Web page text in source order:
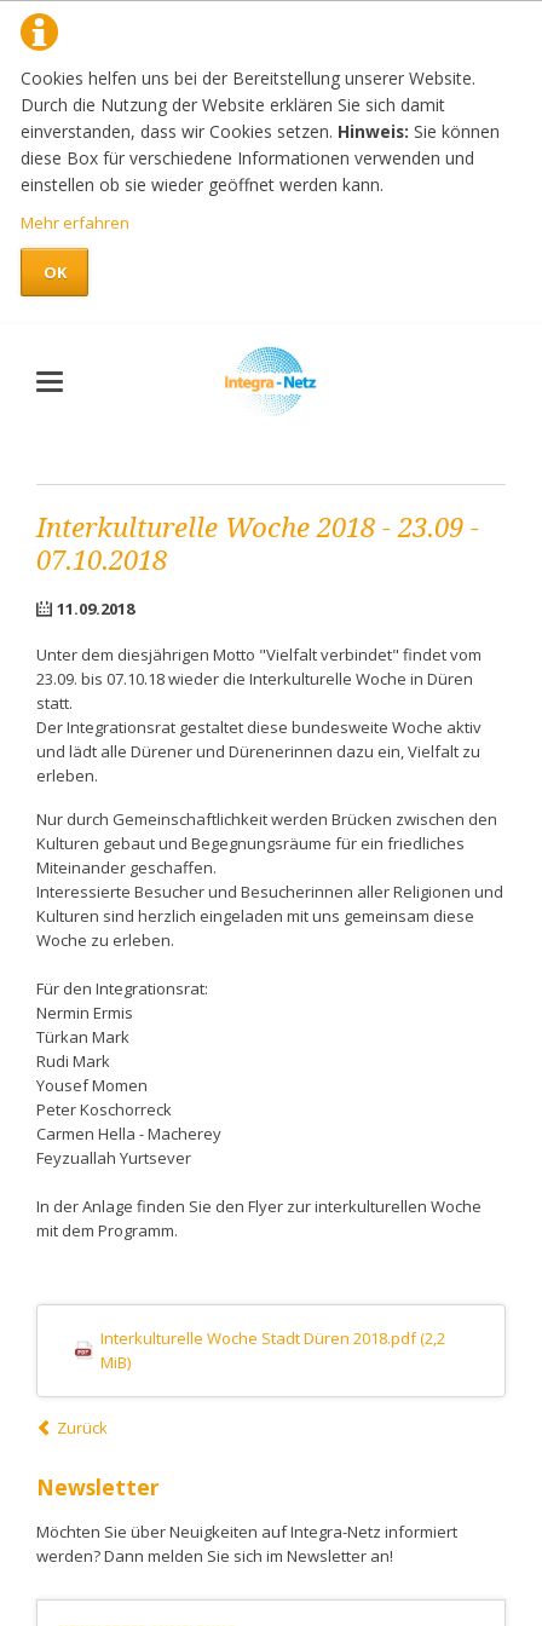
Cookies helfen uns bei der Bereitstellung unserer Website.
Durch die Nutzung der Website erklären Sie sich damit
einverstanden, dass wir Cookies setzen. Hinweis: Sie können
diese Box für verschiedene Informationen verwenden und
einstellen ob sie wieder geöffnet werden kann.
Mehr erfahren
OK
Interkulturelle Woche 2018 - 23.09 -
07.10.2018
11.09.2018
Unter dem diesjährigen Motto "Vielfalt verbindet" findet vom
23.09. bis 07.10.18 wieder die Interkulturelle Woche in Düren
statt.
Der Integrationsrat gestaltet diese bundesweite Woche aktiv
und lädt alle Dürener und Dürenerinnen dazu ein, Vielfalt zu
erleben.
Nur durch Gemeinschaftlichkeit werden Brücken zwischen den
Kulturen gebaut und Begegnungsräume für ein friedliches
Miteinander geschaffen.
Interessierte Besucher und Besucherinnen aller Religionen und
Kulturen sind herzlich eingeladen mit uns gemeinsam diese
Woche zu erleben.
Für den Integrationsrat:
Nermin Ermis
Türkan Mark
Rudi Mark
Yousef Momen
Peter Koschorreck
Carmen Hella - Macherey
Feyzuallah Yurtsever
In der Anlage finden Sie den Flyer zur interkulturellen Woche
mit dem Programm.
Interkulturelle Woche Stadt Düren 2018.pdf(2,2
MiB)
Zurück
Newsletter
Möchten Sie über Neuigkeiten auf Integra-Netz informiert
werden? Dann melden Sie sich im Newsletter an!